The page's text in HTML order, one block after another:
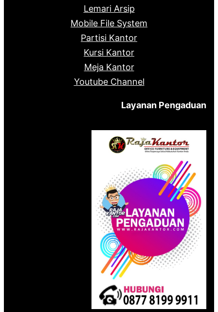
Lemari Arsip
Mobile File System
Partisi Kantor
Kursi Kantor
Meja Kantor
Youtube Channel
Layanan Pengaduan